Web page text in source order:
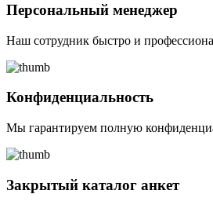
Персональный менеджер
Наш сотрудник быстро и
Конфиденциальность
Мы гарантируем полную
Закрытый каталог анкет